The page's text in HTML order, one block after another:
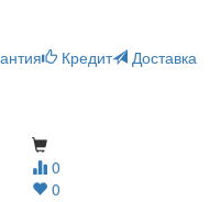
Кредит
Доставка
0
0